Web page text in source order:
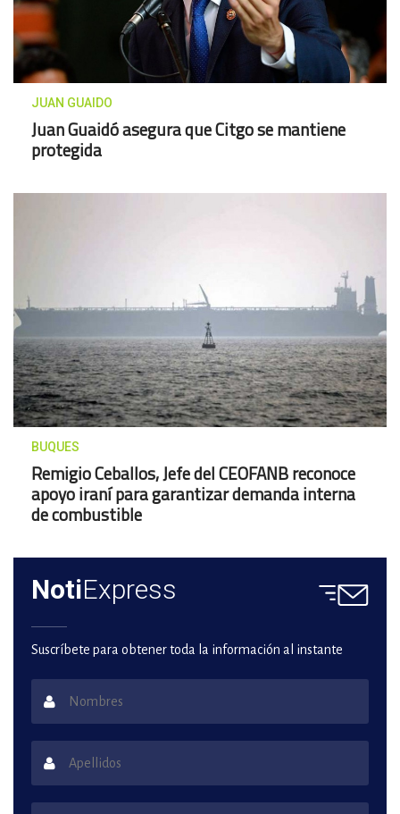
JUAN GUAIDO
Juan Guaidó asegura que Citgo se mantiene
protegida
BUQUES
Remigio Ceballos, Jefe del CEOFANB reconoce
apoyo iraní para garantizar demanda interna
de combustible
NotiExpress
Suscríbete para obtener toda la información al instante